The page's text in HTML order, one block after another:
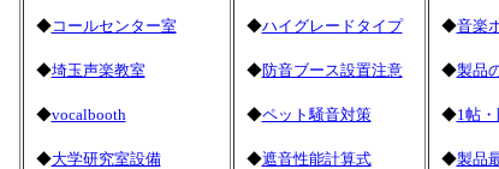
◆コールセンター室
◆埼玉声楽教室
◆vocalbooth
◆大学研究室設備
◆ハイグレードタイプ
◆防音ブース設置注意
◆ペット騒音対策
◆遮音性能計算式
◆音楽
◆製品
◆1帖
◆製品